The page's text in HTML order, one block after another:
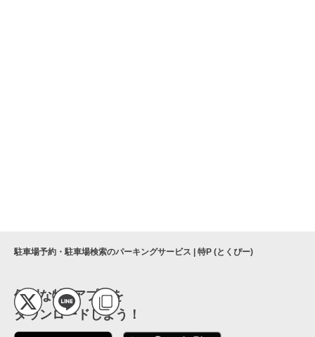
駐車場予約・駐車場検索のパーキングサービス | 特P (とくぴー)
便利な特Pアプリを
ダウンロードしよう！